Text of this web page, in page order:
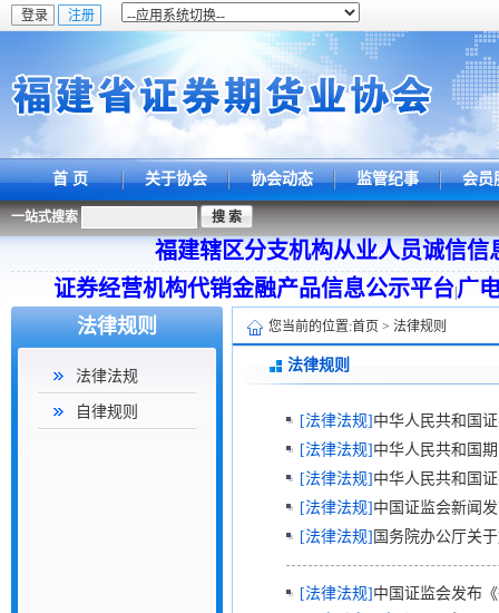
首 页 关于协会 协会动态 监管纪事 会员
一站式搜索
福建辖区分支机构从业人员诚信信
证券经营机构代销金融产品信息公示平台广
法律规则
法律法规
自律规则
您当前的位置:首页 > 法律规则
法律规则
[法律法规] 中华人民共和国
[法律法规] 中华人民共和国
[法律法规] 中华人民共和国
[法律法规] 中国证监会新闻
[法律法规] 国务院办公厅关
[法律法规] 中国证监会发布